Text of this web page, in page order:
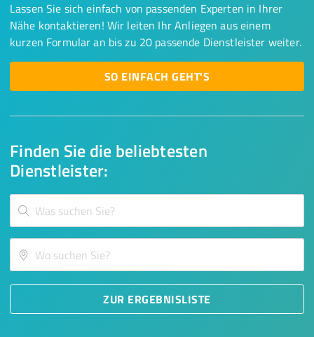
Finden Sie die beliebtesten
Dienstleister:
ZUR ERGEBNISLISTE
Lassen Sie sich einfach von passenden Experten in Ihrer
Nähe kontaktieren! Wir leiten Ihr Anliegen aus einem
kurzen Formular an bis zu 20 passende Dienstleister weiter.
SO EINFACH GEHT'S